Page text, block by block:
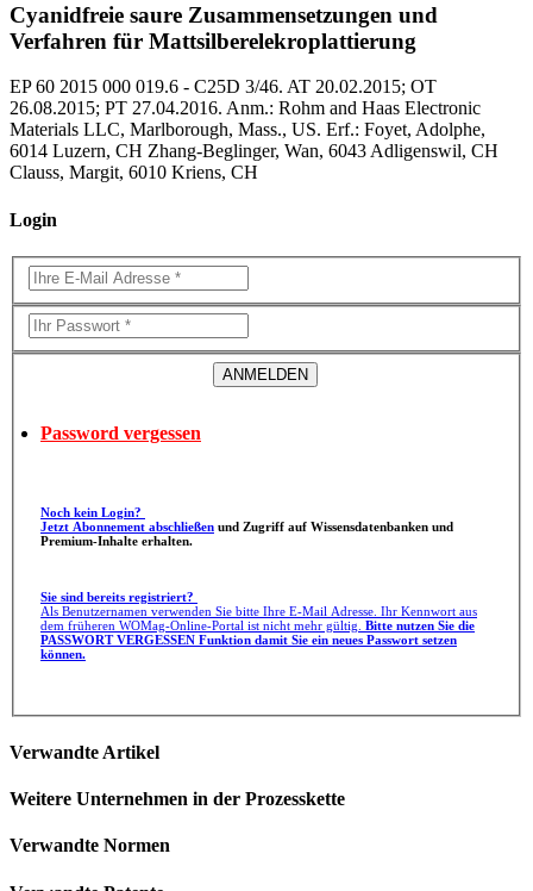
Cyanidfreie saure Zusammensetzungen und
Verfahren für Mattsilberelekroplattierung
EP 60 2015 000 019.6 - C25D 3/46. AT 20.02.2015; OT
26.08.2015; PT 27.04.2016. Anm.: Rohm and Haas Electronic
Materials LLC, Marlborough, Mass., US. Erf.: Foyet, Adolphe,
6014 Luzern, CH Zhang-Beglinger, Wan, 6043 Adligenswil, CH
Clauss, Margit, 6010 Kriens, CH
Login
Password vergessen
Noch kein Login?
Jetzt Abonnement abschließen
Premium-Inhalte erhalten.
Sie sind bereits registriert?
Als Benutzernamen verwenden Sie bitte Ihre E-Mail Adresse. Ihr Kennwort aus
dem früheren WOMag-Online-Portal ist nicht mehr gültig. Bitte nutzen Sie die
PASSWORT VERGESSEN Funktion damit Sie ein neues Passwort setzen
können.
Verwandte Artikel
Weitere Unternehmen in der Prozesskette
Verwandte Normen